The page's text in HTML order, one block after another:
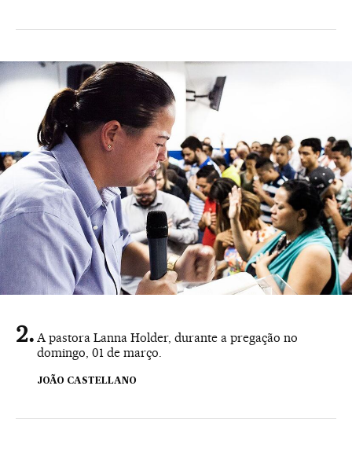
A pastora Lanna Holder, durante a pregação no
domingo, 01 de março.
JOÃO CASTELLANO